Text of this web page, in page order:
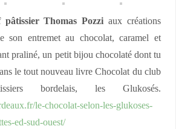
Thomas Pozzi aux créations
son entremet au chocolat, caramel et
praliné, un petit bijou chocolaté dont tu
le tout nouveau livre Chocolat du club
bordelais, les Glukosés.
le-chocolat-selon-les-glukoses-
ed-sud-ouest/